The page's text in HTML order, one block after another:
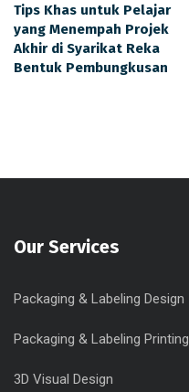
Tips Khas untuk Pelajar
yang Menempah Projek
Akhir di Syarikat Reka
Bentuk Pembungkusan
Our Services
Packaging & Labeling Design
Packaging & Labeling Printing
3D Visual Design